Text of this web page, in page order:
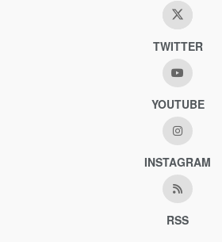
TWITTER
YOUTUBE
INSTAGRAM
RSS